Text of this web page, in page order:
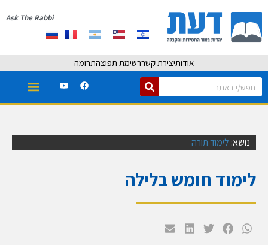
Ask The Rabbi
אודותיצירת קשררשימת תפוצהתרומה
נושא: לימוד תורה
לימוד חומש בלילה